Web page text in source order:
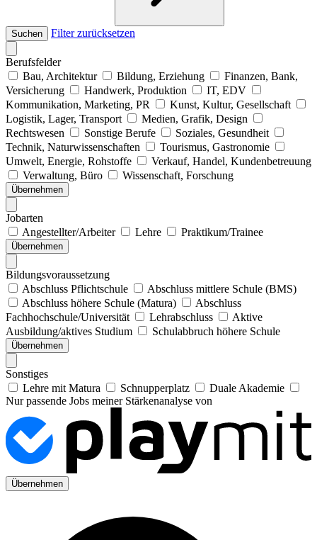
Suchen Filter zurücksetzen
Berufsfelder
Bau, Architektur
Bildung, Erziehung
Finanzen, Bank,
Versicherung
Handwerk, Produktion
IT, EDV
Kommunikation, Marketing, PR
Kunst, Kultur, Gesellschaft
Logistik, Lager, Transport
Medien, Grafik, Design
Rechtswesen
Sonstige Berufe
Soziales, Gesundheit
Technik, Naturwissenschaften
Tourismus, Gastronomie
Umwelt, Energie, Rohstoffe
Verkauf, Handel, Kundenbetreuung
Verwaltung, Büro
Wissenschaft, Forschung
Übernehmen
Jobarten
Angestellter/Arbeiter
Lehre Praktikum/Trainee
Übernehmen
Bildungsvoraussetzung
Abschluss Pflichtschule
Abschluss mittlere Schule (BMS)
Abschluss höhere Schule (Matura)
Abschluss
Fachhochschule/Universität
Lehrabschluss
Aktive
Ausbildung/aktives Studium
Schulabbruch höhere Schule
Übernehmen
Sonstiges
Lehre mit Matura
Schnupperplatz
Duale Akademie
Nur passende Jobs meiner Stärkenanalyse von
Übernehmen